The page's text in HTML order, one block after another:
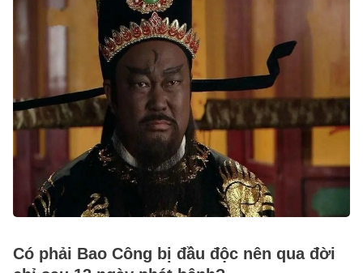
Có phải Bao Công bị đầu độc nên qua đời